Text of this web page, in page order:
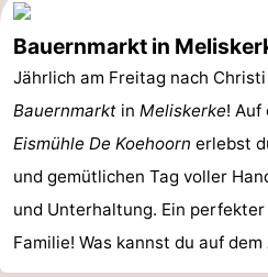
Bauernmarkt in
Jährlich am Freitag nach
Bauernmarkt in Meliskerke! Auf
Eismühle De Koehoorn erlebst
und gemütlichen Tag voller
und Unterhaltung. Ein
Familie! Was kannst du auf dem